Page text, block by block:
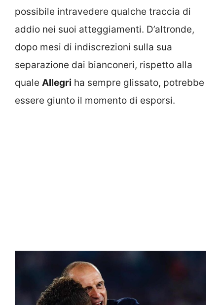
possibile intravedere qualche traccia di
addio nei suoi atteggiamenti. D’altronde,
dopo mesi di indiscrezioni sulla sua
separazione dai bianconeri, rispetto alla
quale Allegri ha sempre glissato, potrebbe
essere giunto il momento di esporsi.